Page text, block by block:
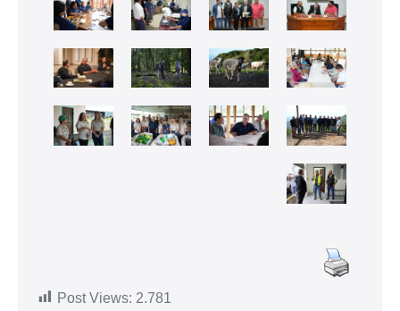
Post Views: 2.781